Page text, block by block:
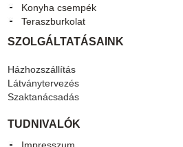
Konyha csempék
Teraszburkolat
SZOLGÁLTATÁSAINK
Házhozszállítás
Látványtervezés
Szaktanácsadás
TUDNIVALÓK